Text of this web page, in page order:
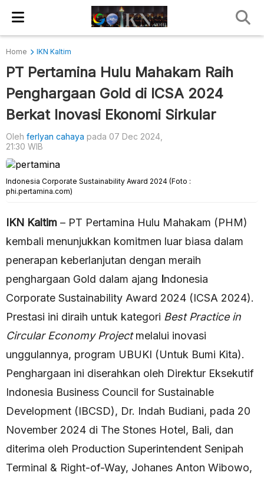
Home IKN Kaltim
PT Pertamina Hulu Mahakam Raih
Penghargaan Gold di ICSA 2024
Berkat Inovasi Ekonomi Sirkular
Oleh ferlyan cahaya pada 07 Dec 2024,
21:30 WIB
Indonesia Corporate Sustainability Award 2024 (Foto :
phi.pertamina.com)
IKN Kaltim – PT Pertamina Hulu Mahakam (PHM)
kembali menunjukkan komitmen luar biasa dalam
penerapan keberlanjutan dengan meraih
penghargaan Gold dalam ajang Indonesia
Corporate Sustainability Award 2024 (ICSA 2024).
Prestasi ini diraih untuk kategori Best Practice in
Circular Economy Projectmelalui inovasi
unggulannya, program UBUKI (Untuk Bumi Kita).
Penghargaan ini diserahkan oleh Direktur Eksekutif
Indonesia Business Council for Sustainable
Development (IBCSD), Dr. Indah Budiani, pada 20
November 2024 di The Stones Hotel, Bali, dan
diterima oleh Production Superintendent Senipah
Terminal & Right-of-Way, Johanes Anton Wibowo,